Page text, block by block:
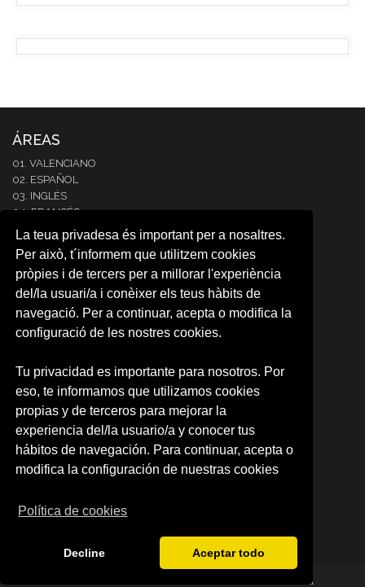
La teua privadesa és important per a nosaltres.
Per això, t´informem que utilitzem cookies
pròpies i de tercers per a millorar l'experiència
del/la usuari/a i conèixer els teus hàbits de
navegació. Per a continuar, acepta o modifica la
configuració de les nostres cookies.
Tu privacidad es importante para nosotros. Por
eso, te informamos que utilizamos cookies
propias y de terceros para mejorar la
experiencia del/la usuario/a y conocer tus
hábitos de navegación. Para continuar, acepta o
modifica la configuración de nuestras cookies
Política de cookies
Decline Aceptar todo
ÁREAS
01. VALENCIANO
02. ESPAÑOL
03. INGLÉS
04. FRANCÉS
05. ITALIANO
06. ALEMÁN
07. PORTUGUÉS
08. COREANO
09. ÁRABE
10. JAPONÉS
11. RUSO
12.NEERLANDÉS
14. INTENSIVE SPANISH
CARTA RESERVA DE PLAZA
RESERVA DE PLAZA (CAMPUS)
SOBRE NOSOTROS
Quienes somos
Política de privacidad
© 2026 Centre d'Idiomes de la Universitat de València